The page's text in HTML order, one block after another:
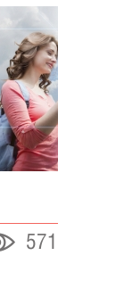
571